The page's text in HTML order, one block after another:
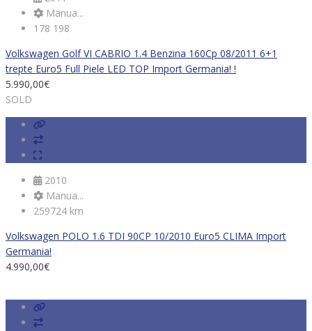
Manua...
178 198
Volkswagen Golf VI CABRIO 1.4 Benzina 160Cp 08/2011 6+1
trepte Euro5 Full Piele LED TOP Import Germania! !
5.990,00€
SOLD
2010
Manua...
259724 km
Volkswagen POLO 1.6 TDI 90CP 10/2010 Euro5 CLIMA Import
Germania!
4.990,00€